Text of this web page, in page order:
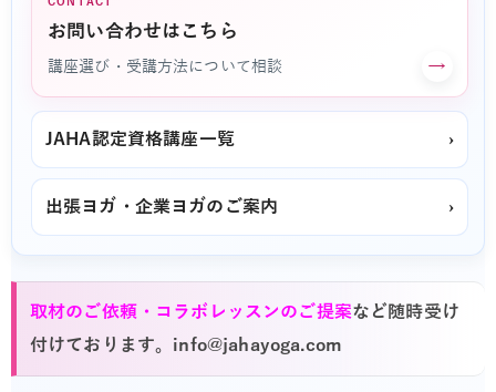
お問い合わせはこちら
講座選び・受講方法について相談 →
JAHA認定資格講座一覧 ›
出張ヨガ・企業ヨガのご案内 ›
取材のご依頼・コラボレッスンのご提案など随時受け
付けております。info@jahayoga.com